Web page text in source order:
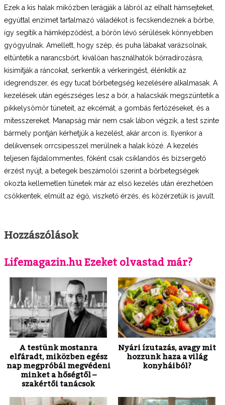
Ezek a kis halak miközben lerágják a lábról az elhalt hámsejteket,
egyúttal enzimet tartalmazó váladékot is fecskendeznek a bőrbe,
így segítik a hámképződést, a bőrön lévő sérülések könnyebben
gyógyulnak. Amellett, hogy szép, és puha lábakat varázsolnak,
eltüntetik a narancsbőrt, kiválóan használhatók bőrradírozásra,
kisimítják a ráncokat, serkentik a vérkeringést, élénkítik az
idegrendszer, és egy tucat bőrbetegség kezelésére alkalmasak. A
kezelések után egészséges lesz a bőr, a halacskák megszüntetik a
pikkelysömör tüneteit, az ekcémát, a gombás fertőzéseket, és a
mitesszereket. Manapság már nem csak lábon végzik, a test szinte
bármely pontján kérhetjük a kezelést, akár arcon is. Ilyenkor a
delikvensek orrcsipesszel merülnek a halak közé. A kezelés
teljesen fájdalommentes, főként csak csiklandós és bizsergető
érzést nyújt, a betegek beszámolói szerint a bőrbetegségek
okozta kellemetlen tünetek már az első kezelés után érezhetően
csökkentek, elmúlt az égő, viszkető érzés, és közérzetük is javult.
Hozzászólások
Lifemagazin.hu Ezeket olvastad már?
A testünk mostanra
elfáradt, miközben egész
nap megpróbál megvédeni
minket a hőségtől –
szakértői tanácsok
Nyári ízutazás, avagy mit
hozzunk haza a világ
konyháiból?